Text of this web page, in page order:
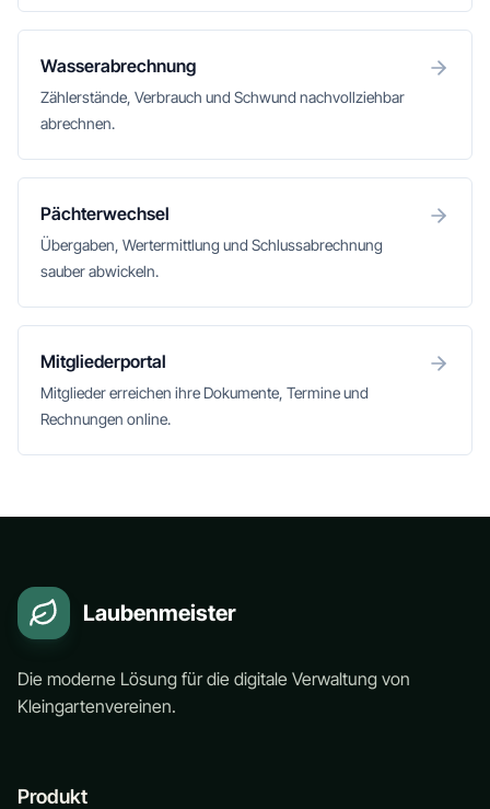
Wasserabrechnung
Zählerstände, Verbrauch und Schwund nachvollziehbar
abrechnen.
Pächterwechsel
Übergaben, Wertermittlung und Schlussabrechnung
sauber abwickeln.
Mitgliederportal
Mitglieder erreichen ihre Dokumente, Termine und
Rechnungen online.
Laubenmeister
Die moderne Lösung für die digitale Verwaltung von
Kleingartenvereinen.
Produkt